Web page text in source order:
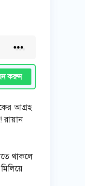
করুন
আগ্রহ
রায়ান
থাকলে